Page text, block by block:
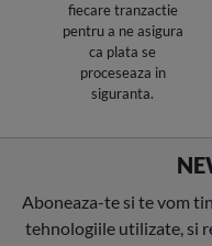
fiecare tranzactie
pentru a ne asigura
ca plata se
proceseaza in
siguranta.
Aboneaza-te si te vom
tehnologiile utilizate, si